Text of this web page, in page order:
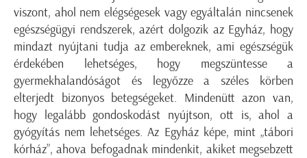
viszont, ahol nem elégségesek vagy egyáltalán nincsenek
egészségügyi rendszerek, azért dolgozik az Egyház, hogy
mindazt nyújtani tudja az embereknek, ami egészségük
érdekében lehetséges, hogy megszüntesse a
gyermekhalandóságot és legyőzze a széles körben
elterjedt bizonyos betegségeket. Mindenütt azon van,
hogy legalább gondoskodást nyújtson, ott is, ahol a
gyógyítás nem lehetséges. Az Egyház képe, mint „tábori
kórház”, ahova befogadnak mindenkit, akiket megsebzett